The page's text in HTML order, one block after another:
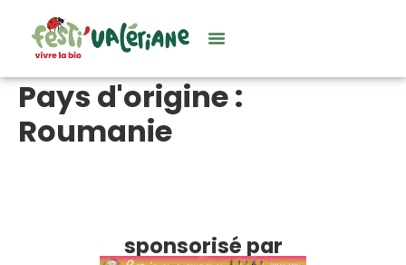
Pays d'origine :
Roumanie
sponsorisé par